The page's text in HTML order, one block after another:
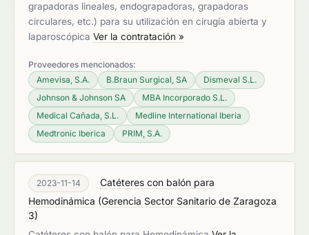
grapadoras lineales, endograpadoras, grapadoras
circulares, etc.) para su utilización en cirugía abierta y
laparoscópica Ver la contratación »
Proveedores mencionados:
Amevisa, S.A.
B.Braun Surgical, SA
Dismeval S.L.
Johnson & Johnson SA
MBA Incorporado S.L.
Medical Cañada, S.L.
Medline International Iberia
Medtronic Iberica
PRIM, S.A.
2023-11-14
Catéteres con balón para
Hemodinámica (Gerencia Sector Sanitario de Zaragoza
3)